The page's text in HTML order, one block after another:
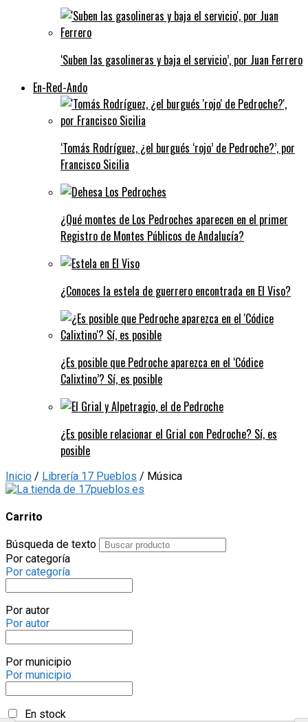
‘Suben las gasolineras y baja el servicio’, por Juan Ferrero
En-Red-Ando
‘Tomás Rodríguez, ¿el burgués ‘rojo’ de Pedroche?’, por
Francisco Sicilia
¿Qué montes de Los Pedroches aparecen en el primer
Registro de Montes Públicos de Andalucía?
¿Conoces la estela de guerrero encontrada en El Viso?
¿Es posible que Pedroche aparezca en el ‘Códice
Calixtino’? Sí, es posible
¿Es posible relacionar el Grial con Pedroche? Sí, es
posible
Inicio / Librería 17 Pueblos / Música
Carrito
Búsqueda de texto
Por categoría
Por categoría
Por autor
Por autor
Por municipio
Por municipio
En stock